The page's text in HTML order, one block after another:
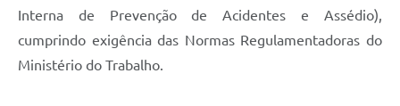
Interna de Prevenção de Acidentes e Assédio),
cumprindo exigência das Normas Regulamentadoras do
Ministério do Trabalho.